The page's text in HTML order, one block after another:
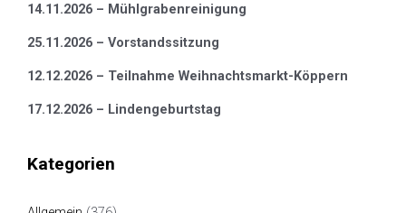
14.11.2026 – Mühlgrabenreinigung
25.11.2026 – Vorstandssitzung
12.12.2026 – Teilnahme Weihnachtsmarkt-Köppern
17.12.2026 – Lindengeburtstag
Kategorien